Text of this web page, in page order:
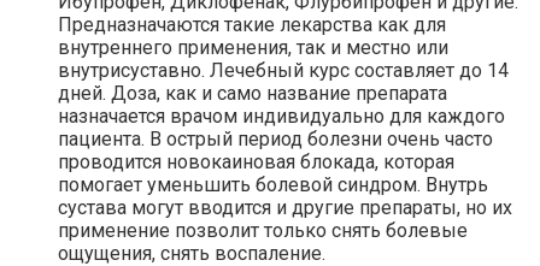
Предназначаются такие лекарства как для
внутреннего применения, так и местно или
внутрисуставно. Лечебный курс составляет до 14
дней. Доза, как и само название препарата
назначается врачом индивидуально для каждого
пациента. В острый период болезни очень часто
проводится новокаиновая блокада, которая
помогает уменьшить болевой синдром. Внутрь
сустава могут вводится и другие препараты, но их
применение позволит только снять болевые
ощущения, снять воспаление.